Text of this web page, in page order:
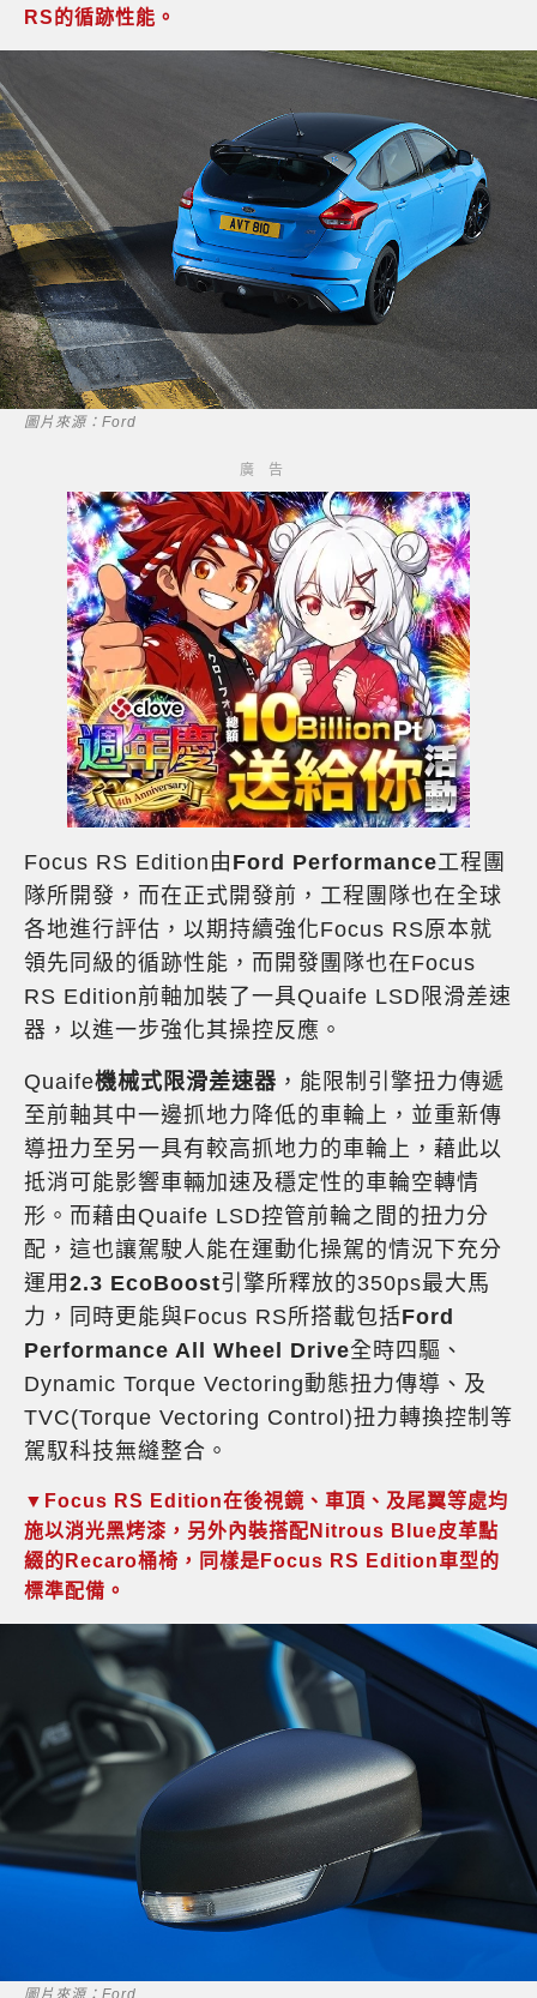
RS的循跡性能。
圖片來源：Ford
Focus RS Edition由 Ford Performance工程團
隊所開發，而在正式開發前，工程團隊也在全球
各地進行評估，以期持續強化Focus RS原本就
領先同級的循跡性能，而開發團隊也在Focus
RS Edition前軸加裝了一具Quaife LSD限滑差速
器，以進一步強化其操控反應。
Quaife機械式限滑差速器 ，能限制引擎扭力傳遞
至前軸其中一邊抓地力降低的車輪上，並重新傳
導扭力至另一具有較高抓地力的車輪上，藉此以
抵消可能影響車輛加速及穩定性的車輪空轉情
形。而藉由Quaife LSD控管前輪之間的扭力分
配，這也讓駕駛人能在運動化操駕的情況下充分
運用 2.3 EcoBoost引擎所釋放的350ps最大馬
力，同時更能與Focus RS所搭載包括Ford
Performance All Wheel Drive全時四驅、
Dynamic Torque Vectoring動態扭力傳導、及
TVC(Torque Vectoring Control)扭力轉換控制等
駕馭科技無縫整合。
▼Focus RS Edition在後視鏡、車頂、及尾翼等處均
施以消光黑烤漆，另外內裝搭配Nitrous Blue皮革點
綴的Recaro桶椅，同樣是Focus RS Edition車型的
標準配備。
圖片來源：Ford